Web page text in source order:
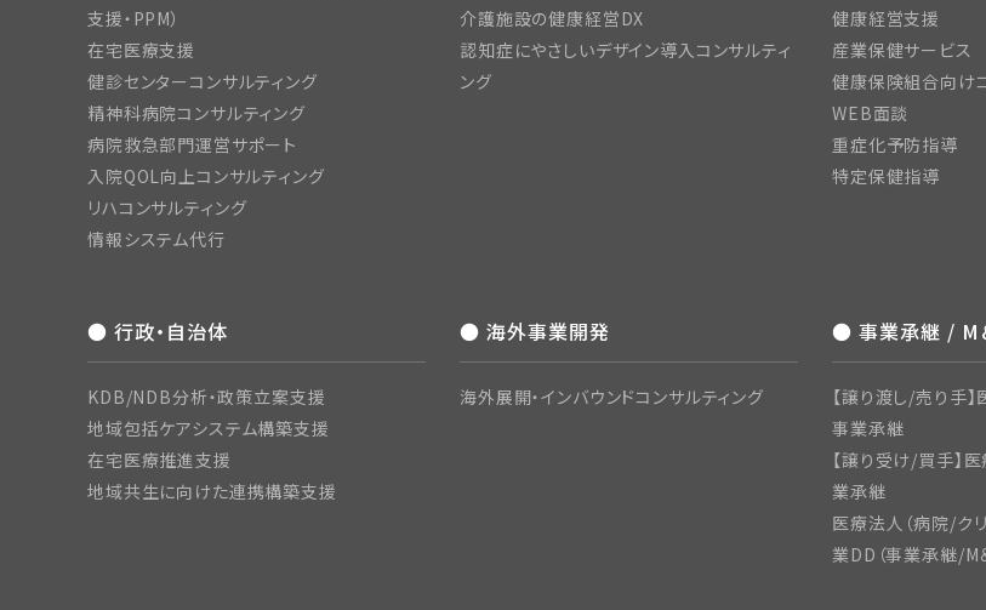
支援・PPM）
在宅医療支援
健診センターコンサルティング
精神科病院コンサルティング
病院救急部門運営サポート
入院QOL向上コンサルティング
リハコンサルティング
情報システム代行
介護施設の健康経営DX
認知症にやさしいデザイン導入コンサルティ
ング
健康経営支援
産業保健サービス
健康保険組合向け
WEB面談
重症化予防指導
特定保健指導
● 行政・自治体
KDB/NDB分析・政策立案支援
地域包括ケアシステム構築支援
在宅医療推進支援
地域共生に向けた連携構築支援
● 海外事業開発
海外展開・インバウンドコンサルティング
● 事業承継 / M
【譲り渡し/売り手
事業承継
【譲り受け/買手】
業承継
医療法人（病院/ク
業DD（事業承継/M